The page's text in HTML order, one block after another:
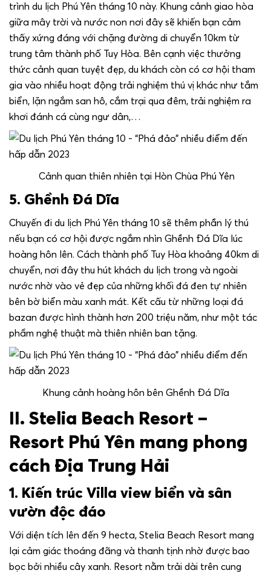
trình du lịch Phú Yên tháng 10 này. Khung cảnh giao hòa
giữa mây trời và nước non nơi đây sẽ khiến bạn cảm
thấy xứng đáng với chặng đường di chuyển 10km từ
trung tâm thành phố Tuy Hòa. Bên cạnh việc thưởng
thức cảnh quan tuyệt đẹp, du khách còn có cơ hội tham
gia vào nhiều hoạt động trải nghiệm thú vị khác như tắm
biển, lặn ngắm san hô, cắm trại qua đêm, trải nghiệm ra
khơi đánh cá cùng ngư dân,…
Cảnh quan thiên nhiên tại Hòn Chùa Phú Yên
5. Ghềnh Đá Dĩa
Chuyến đi du lịch Phú Yên tháng 10 sẽ thêm phần lý thú
nếu bạn có cơ hội được ngắm nhìn Ghềnh Đá Dĩa lúc
hoàng hôn lên. Cách thành phố Tuy Hòa khoảng 40km di
chuyển, nơi đây thu hút khách du lịch trong và ngoài
nước nhờ vào vẻ đẹp của những khối đá đen tự nhiên
bên bờ biển màu xanh mát. Kết cấu từ những loại đá
bazan được hình thành hơn 200 triệu năm, như một tác
phẩm nghệ thuật mà thiên nhiên ban tặng.
Khung cảnh hoàng hôn bên Ghềnh Đá Dĩa
II. Stelia Beach Resort –
Resort Phú Yên mang phong
cách Địa Trung Hải
1. Kiến trúc Villa view biển và sân
vườn độc đáo
Với diện tích lên đến 9 hecta, Stelia Beach Resort mang
lại cảm giác thoáng đãng và thanh tịnh nhờ được bao
bọc bởi nhiều cây xanh. Resort nằm trải dài trên cung